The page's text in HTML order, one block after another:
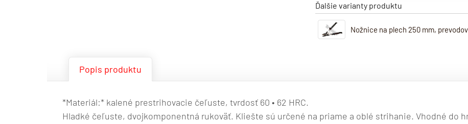
Ďalšie varianty produktu
Nožnice na plech 250 mm,
Popis produktu
*Materiál:* kalené prestrihovacie čeľuste, tvrdosť 60 • 62 HRC.
Hladké čeľuste, dvojkomponentná rukoväť. Kliešte sú určené na priame a oblé strihanie. Vhodné do